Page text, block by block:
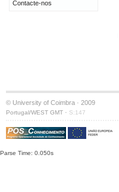
Contacte-nos
© University of Coimbra · 2009
Portugal/WEST GMT · S:147
Parse Time: 0.050s